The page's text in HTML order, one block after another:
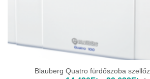
Blauberg Quatro fürdőszoba